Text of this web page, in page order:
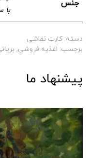
جنس
با
دسته:کارت نقاشی
برچسب: اغذیه فروشی,
پیشنهاد ما